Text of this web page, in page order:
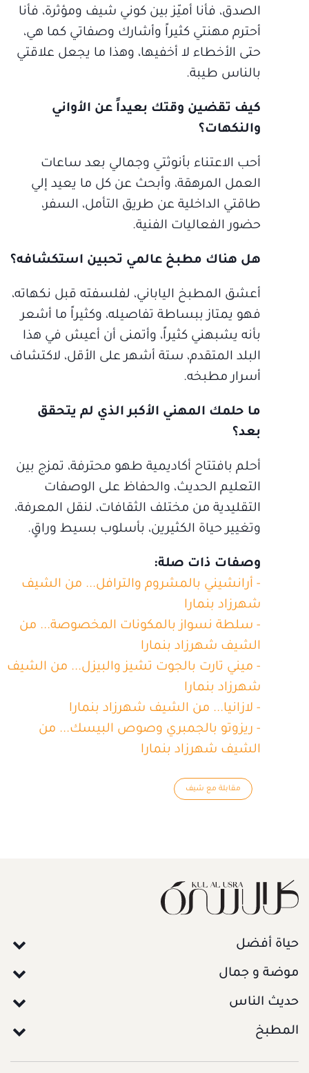
الصدق، فأنا أميّز بين كوني شيف ومؤثرة، فأنا
أحترم مهنتي كثيراً وأشارك وصفاتي كما هي،
حتى الأخطاء لا أخفيها، وهذا ما يجعل علاقتي
بالناس طيبة.
كيف تقضين وقتك بعيداً عن الأواني
والنكهات؟
أحب الاعتناء بأنوثتي وجمالي بعد ساعات
العمل المرهقة، وأبحث عن كل ما يعيد إلي
طاقتي الداخلية عن طريق التأمل، السفر،
حضور الفعاليات الفنية.
هل هناك مطبخ عالمي تحبين استكشافه؟
أعشق المطبخ الياباني، لفلسفته قبل نكهاته،
فهو يمتاز ببساطة تفاصيله، وكثيراً ما أشعر
بأنه يشبهني كثيراً، وأتمنى أن أعيش في هذا
البلد المتقدم، ستة أشهر على الأقل، لاكتشاف
أسرار مطبخه.
ما حلمك المهني الأكبر الذي لم يتحقق
بعد؟
أحلم بافتتاح أكاديمية طهو محترفة، تمزج بين
التعليم الحديث، والحفاظ على الوصفات
التقليدية من مختلف الثقافات، لنقل المعرفة،
وتغيير حياة الكثيرين، بأسلوب بسيط وراقٍ.
وصفات ذات صلة:
- أرانشيني بالمشروم والترافل... من الشيف
شهرزاد بنمارا
- سلطة نسواز بالمكونات المخصوصة... من
الشيف شهرزاد بنمارا
- ميني تارت بالجوت تشيز والبيزل... من الشيف
شهرزاد بنمارا
- لازانيا... من الشيف شهرزاد بنمارا
- ريزوتو بالجمبري وصوص البيسك... من
الشيف شهرزاد بنمارا
مقابلة مع شيف
حياة أفضل
موضة و جمال
حديث الناس
المطبخ